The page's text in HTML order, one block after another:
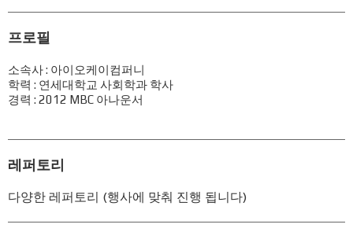
프로필
소속사 : 아이오케이컴퍼니
학력 : 연세대학교 사회학과 학사
경력 : 2012 MBC 아나운서
레퍼토리
다양한 레퍼토리 (행사에 맞춰 진행 됩니다)